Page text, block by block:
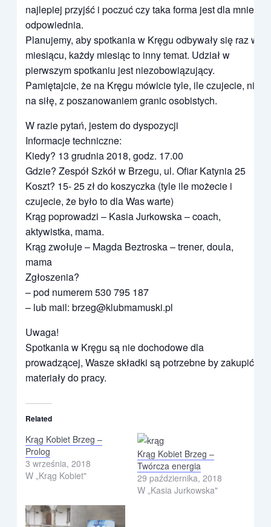
najlepiej przyjść i poczuć czy taka forma jest dla mnie
odpowiednia.
Planujemy, aby spotkania w Kręgu odbywały się raz w
miesiącu, każdy miesiąc to inny temat. Udział w
pierwszym spotkaniu jest niezobowiązujący.
Pamiętajcie, że na Kręgu mówicie tyle, ile czujecie, nic
na siłę, z poszanowaniem granic osobistych.
W razie pytań, jestem do dyspozycji
Informacje techniczne:
Kiedy? 13 grudnia 2018, godz. 17.00
Gdzie? Zespół Szkół w Brzegu, ul. Ofiar Katynia 25
Koszt? 15- 25 zł do koszyczka (tyle ile możecie i
czujecie, że było to dla Was warte)
Krąg poprowadzi – Kasia Jurkowska – coach,
aktywistka, mama.
Krąg zwołuje – Magda Beztroska – trener, doula,
mama
Zgłoszenia?
– pod numerem 530 795 187
– lub mail: brzeg@klubmamuski.pl
Uwaga!
Spotkania w Kręgu są nie dochodowe dla
prowadzącej, Wasze składki są potrzebne by zakupić
materiały do pracy.
Related
Krąg Kobiet Brzeg –
Prolog
3 września, 2018
W „Krąg Kobiet"
Krąg Kobiet Brzeg –
Twórcza energia
29 października, 2018
W „Kasia Jurkowska"